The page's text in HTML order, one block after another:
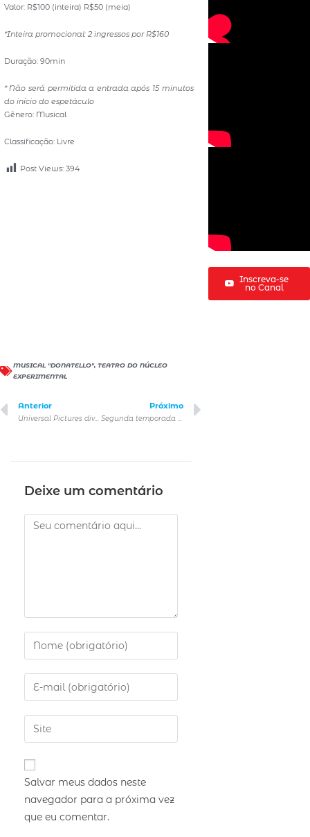
Valor: R$100 (inteira) R$50 (meia)
*Inteira promocional: 2 ingressos por R$160
Duração: 90min
* Não será permitida a entrada após 15 minutos
do início do espetáculo
Gênero: Musical
Classificação: Livre
Post Views: 394
MUSICAL "DONATELLO", TEATRO DO NÚCLEO
EXPERIMENTAL
Anterior
Universal Pictures divulga vídeo inédito da nova animação da DreamWorks, O Homem-Cão
Próximo
Deixe um comentário
Salvar meus dados neste
navegador para a próxima vez
que eu comentar.
Inscreva-se
no Canal